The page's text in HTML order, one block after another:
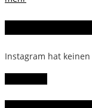
Instagram hat